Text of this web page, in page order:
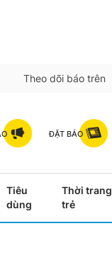
Theo dõi báo trên
ĐẶT BÁO
Tiêu
dùng
Thời trang
trẻ